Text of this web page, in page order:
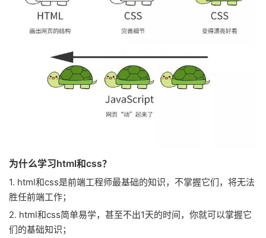
为什么学习html和css？
1. html和css是前端工程师最基础的知识，不掌握它们，将无法
胜任前端工作；
2. html和css简单易学，甚至不出1天的时间，你就可以掌握它
们的基础知识；